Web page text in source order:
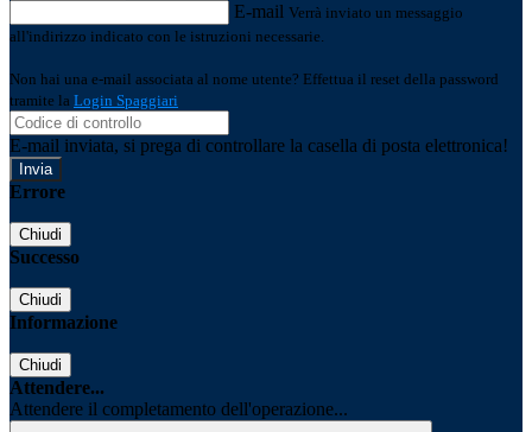
E-mail Verrà inviato un messaggio
all'indirizzo indicato con le istruzioni necessarie.
Non hai una e-mail associata al nome utente? Effettua il reset della password
tramite la Login Spaggiari
E-mail inviata, si prega di controllare la casella di posta elettronica!
Errore
Chiudi
Successo
Chiudi
Informazione
Chiudi
Attendere...
Attendere il completamento dell'operazione...